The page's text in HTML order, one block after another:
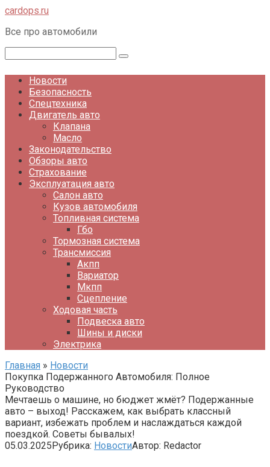
Перейти
контенту
cardops.ru
Все про автомобили
Новости
Безопасность
Спецтехника
Двигатель авто
Клапана
Масло
Законодательство
Обзоры авто
Страхование
Эксплуатация авто
Салон авто
Кузов автомобиля
Топливная система
Гбо
Тормозная система
Трансмиссия
Акпп
Вариатор
Мкпп
Сцепление
Ходовая часть
Подвеска авто
Шины и диски
Электрика
Главная » Новости
Покупка Подержанного Автомобиля: Полное
Руководство
Мечтаешь о машине, но бюджет жмёт? Подержанные
авто – выход! Расскажем, как выбрать классный
вариант, избежать проблем и наслаждаться каждой
поездкой. Советы бывалых!
05.03.2025Рубрика: НовостиАвтор: Redactor